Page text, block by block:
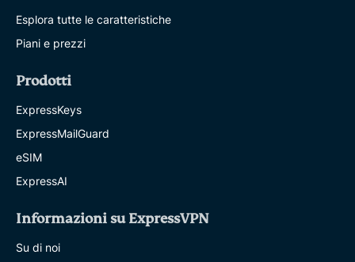
Esplora tutte le caratteristiche
Piani e prezzi
Prodotti
ExpressKeys
ExpressMailGuard
eSIM
ExpressAI
Informazioni su ExpressVPN
Su di noi